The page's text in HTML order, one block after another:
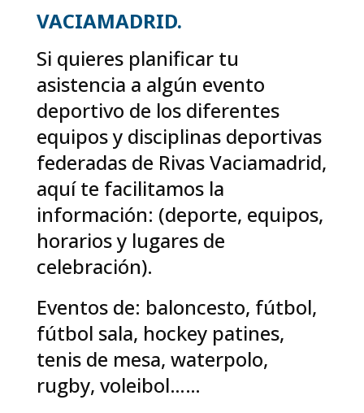
VACIAMADRID.
Si quieres planificar tu
asistencia a algún evento
deportivo de los diferentes
equipos y disciplinas deportivas
federadas de Rivas Vaciamadrid,
aquí te facilitamos la
información: (deporte, equipos,
horarios y lugares de
celebración).
Eventos de: baloncesto, fútbol,
fútbol sala, hockey patines,
tenis de mesa, waterpolo,
rugby, voleibol……